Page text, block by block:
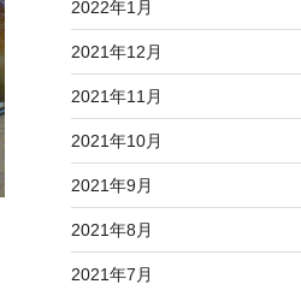
2022年1月
2021年12月
2021年11月
2021年10月
2021年9月
2021年8月
2021年7月